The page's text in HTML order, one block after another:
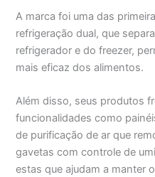
A marca foi uma das
refrigeração dual, que
refrigerador e do freezer,
mais eficaz dos alimentos.
Além disso, seus produtos
funcionalidades como
de purificação de ar que
gavetas com controle de
estas que ajudam a manter